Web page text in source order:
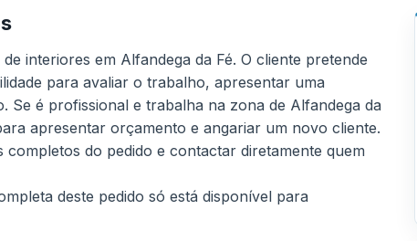
interiores em Alfandega da Fé. O cliente pretende
para avaliar o trabalho, apresentar uma
Se é profissional e trabalha na zona de Alfandega da
apresentar orçamento e angariar um novo cliente.
do pedido e contactar diretamente quem
deste pedido só está disponível para